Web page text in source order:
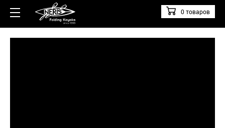
0 товаров